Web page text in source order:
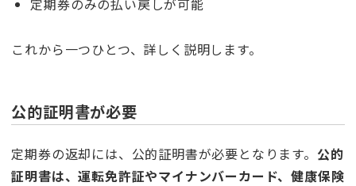
定期券のみの払い戻しが可能
これから一つひとつ、詳しく説明します。
公的証明書が必要
定期券の返却には、公的証明書が必要となります。 公的
証明書は、運転免許証やマイナンバーカード、健康保険